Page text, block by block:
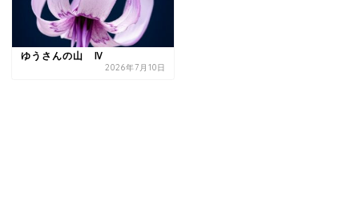
ゆうさんの山 Ⅳ
2026年7月10日